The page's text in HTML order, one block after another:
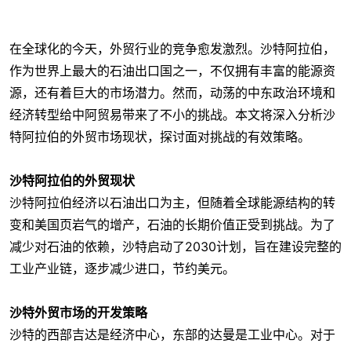
在全球化的今天，外贸行业的竞争愈发激烈。沙特阿拉伯，
作为世界上最大的石油出口国之一，不仅拥有丰富的能源资
源，还有着巨大的市场潜力。然而，动荡的中东政治环境和
经济转型给中阿贸易带来了不小的挑战。本文将深入分析沙
特阿拉伯的外贸市场现状，探讨面对挑战的有效策略。
沙特阿拉伯的外贸现状
沙特阿拉伯经济以石油出口为主，但随着全球能源结构的转
变和美国页岩气的增产，石油的长期价值正受到挑战。为了
减少对石油的依赖，沙特启动了2030计划，旨在建设完整的
工业产业链，逐步减少进口，节约美元。
沙特外贸市场的开发策略
沙特的西部吉达是经济中心，东部的达曼是工业中心。对于